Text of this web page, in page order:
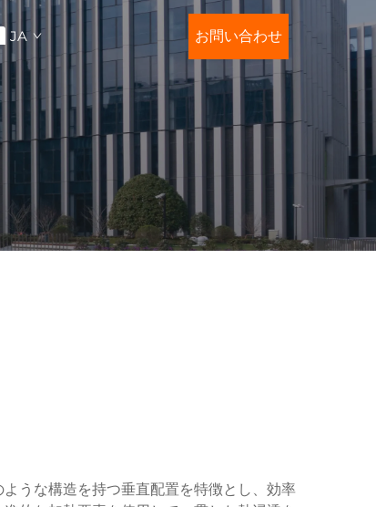
JA お問い合わせ
うな構造を持つ垂直配置を特徴とし、効率